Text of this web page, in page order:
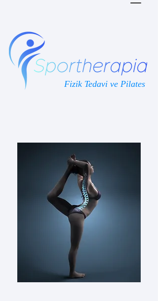
Fizik Tedavi ve Pilates